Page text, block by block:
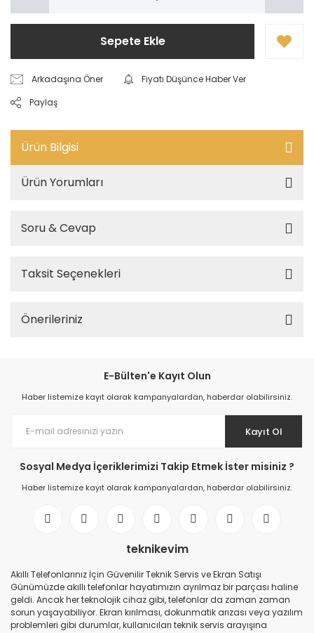
Sepete Ekle
Arkadaşına Öner
Fiyatı Düşünce Haber Ver
Paylaş
Ürün Bilgisi
Ürün Yorumları
Soru & Cevap
Taksit Seçenekleri
Önerileriniz
E-Bülten'e Kayıt Olun
Haber listemize kayıt olarak kampanyalardan, haberdar olabilirsiniz.
Kayıt Ol
Sosyal Medya İçeriklerimizi Takip Etmek İster misiniz ?
Haber listemize kayıt olarak kampanyalardan, haberdar olabilirsiniz.
teknikevim
Akıllı Telefonlarınız İçin Güvenilir Teknik Servis ve Ekran Satışı
Günümüzde akıllı telefonlar hayatımızın ayrılmaz bir parçası haline
geldi. Ancak her teknolojik cihaz gibi, telefonlar da zaman zaman
sorun yaşayabiliyor. Ekran kırılması, dokunmatik arızası veya yazılım
problemleri gibi durumlar, kullanıcıları teknik servis arayışına